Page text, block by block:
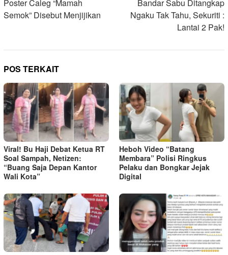
Poster Caleg “Mamah
Semok” Disebut Menjijikan
Bandar Sabu Ditangkap
Ngaku Tak Tahu, Sekuriti :
Lantai 2 Pak!
POS TERKAIT
Viral! Bu Haji Debat Ketua RT
Soal Sampah, Netizen:
“Buang Saja Depan Kantor
Wali Kota”
Heboh Video “Batang
Membara” Polisi Ringkus
Pelaku dan Bongkar Jejak
Digital